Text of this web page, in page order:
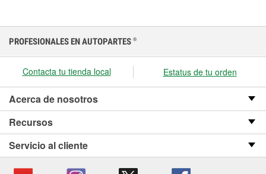
PROFESIONALES EN AUTOPARTES ®
Contacta tu tienda local Estatus de tu orden
Acerca de nosotros
Recursos
Servicio al cliente